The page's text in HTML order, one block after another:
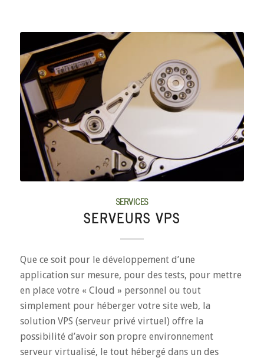
SERVICES
SERVEURS VPS
Que ce soit pour le développement d’une
application sur mesure, pour des tests, pour mettre
en place votre « Cloud » personnel ou tout
simplement pour héberger votre site web, la
solution VPS (serveur privé virtuel) offre la
possibilité d’avoir son propre environnement
serveur virtualisé, le tout hébergé dans un des